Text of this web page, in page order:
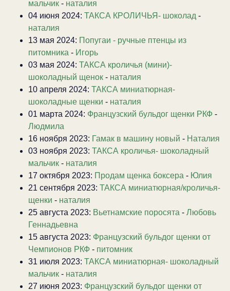
мальчик - наталия
04 июня 2024: ТАКСА КРОЛИЧЬЯ- шоколад -
наталия
13 мая 2024: Попугаи - ручные птенцы из
питомника - Игорь
03 мая 2024: ТАКСА кроличья (мини)-
шоколадный щенок - наталия
10 апреля 2024: ТАКСА миниатюрная-
шоколадные щенки - наталия
01 марта 2024: Французский бульдог щенки РКФ -
Людмила
16 ноября 2023: Гамак в машину новый - Наталия
03 ноября 2023: ТАКСА кроличья- шоколадный
мальчик - наталия
17 октября 2023: Продам щенка боксера - Юлия
21 сентября 2023: ТАКСА миниатюрная/кроличья-
щенки - наталия
25 августа 2023: Вьетнамские поросята - Любовь
Геннадьевна
15 августа 2023: Французский бульдог щенки от
Чемпионов РКФ - питомник
31 июля 2023: ТАКСА миниатюрная- шоколадный
мальчик - наталия
27 июня 2023: Французский бульдог щенки от